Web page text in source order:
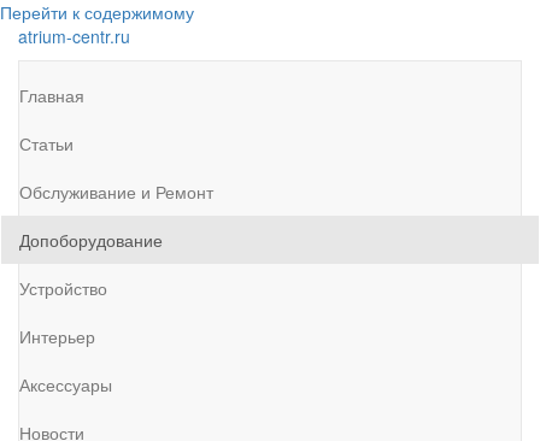
Перейти к содержимому
atrium-centr.ru
Главная
Статьи
Обслуживание и Ремонт
Допоборудование
Устройство
Интерьер
Аксессуары
Новости